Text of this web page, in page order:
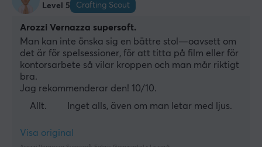
Level 5
Crafting Scout
Arozzi Vernazza supersoft.
Man kan inte önska sig en bättre stol—oavsett om
det är för spelsessioner, för att titta på film eller för
kontorsarbete så vilar kroppen och man mår riktigt
bra.
Jag rekommenderar den! 10/10.
Allt.
Inget alls, även om man letar med ljus.
Visa original